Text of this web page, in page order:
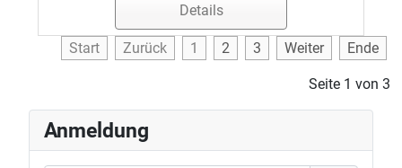
Details
Start Zurück 1 2 3 Weiter Ende
Seite 1 von 3
Anmeldung